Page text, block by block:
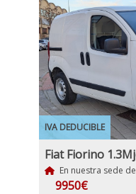
IVA DEDUCIBLE
En nuestra sede de
9950€